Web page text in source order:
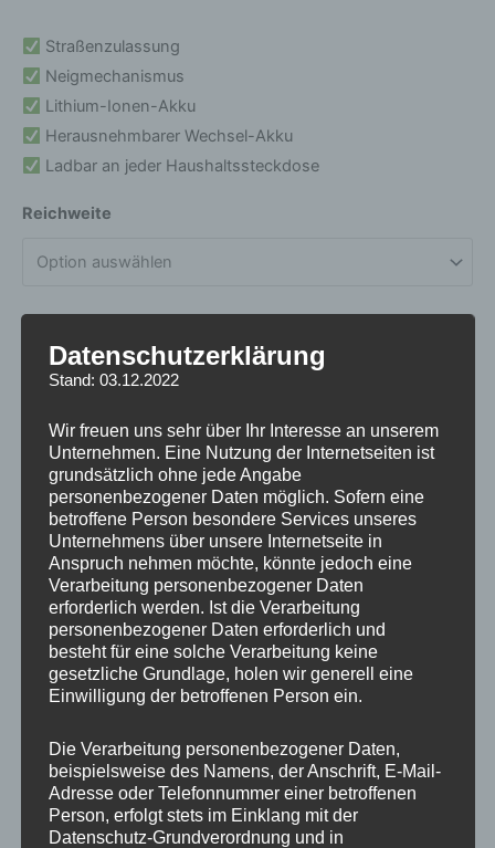
Straßenzulassung
Neigmechanismus
Lithium-Ionen-Akku
Herausnehmbarer Wechsel-Akku
Ladbar an jeder Haushaltssteckdose
Reichweite
In den Warenkorb
Artikelnummer: ET5684-B
Kategorien:ELEKTRO SCOOTER,E-TRIKES,COCO BIKES
Schlagwörter:COCO BIKE,DREIRAD,TRIKE
SCOOTER
inkl. MwSt.
Lieferzeit:1 bis 3 Tage*
Beschreibung
Produktsicherheit
Rezensionen (0)
Datenschutzerklärung
Stand: 03.12.2022
Wir freuen uns sehr über Ihr Interesse an unserem
Unternehmen. Eine Nutzung der Internetseiten ist
grundsätzlich ohne jede Angabe
personenbezogener Daten möglich. Sofern eine
betroffene Person besondere Services unseres
Unternehmens über unsere Internetseite in
Anspruch nehmen möchte, könnte jedoch eine
Verarbeitung personenbezogener Daten
erforderlich werden. Ist die Verarbeitung
personenbezogener Daten erforderlich und
besteht für eine solche Verarbeitung keine
gesetzliche Grundlage, holen wir generell eine
Einwilligung der betroffenen Person ein.
Die Verarbeitung personenbezogener Daten,
beispielsweise des Namens, der Anschrift, E-Mail-
Adresse oder Telefonnummer einer betroffenen
Person, erfolgt stets im Einklang mit der
Datenschutz-Grundverordnung und in